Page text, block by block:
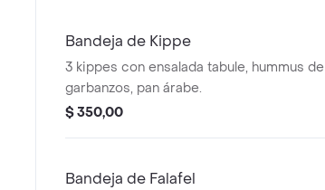
Bandeja de Kippe
3 kippes con ensalada tabule, hummus de
garbanzos, pan árabe.
$ 350,00
Bandeja de Falafel